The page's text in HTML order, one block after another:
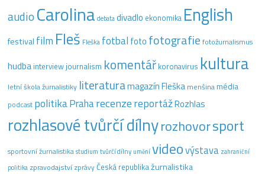
audio Carolina debata divadlo ekonomika English
festival film Fleš Fleška fotbal foto fotografie fotožurnalismus
hudba interview journalism komentář koronavirus kultura
letní škola žurnalistiky literaturamagazín Fleška menšinamédia
podcast politikaPraharecenzereportážRozhlas
rozhlasové tvůrčí dílnyrozhovorsport
sportovní žurnalistika studium tvůrčí dílny uměnívideovýstava zahraniční
politika zpravodajstvízprávyČeská republikažurnalistika